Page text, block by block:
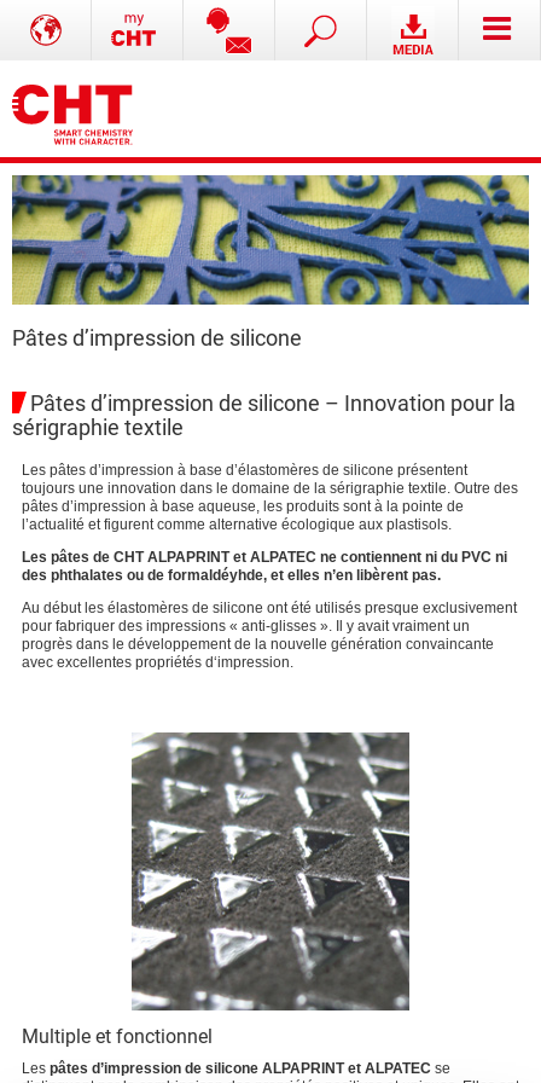
Pâtes d’impression de silicone
Pâtes d’impression de silicone – Innovation pour la
sérigraphie textile
Les pâtes d’impression à base d’élastomères de silicone présentent
toujours une innovation dans le domaine de la sérigraphie textile. Outre des
pâtes d’impression à base aqueuse, les produits sont à la pointe de
l’actualité et figurent comme alternative écologique aux plastisols.
Les pâtes de CHT ALPAPRINT et ALPATEC ne contiennent ni du PVC ni
des phthalates ou de formaldéyhde, et elles n’en libèrent pas.
Au début les élastomères de silicone ont été utilisés presque exclusivement
pour fabriquer des impressions « anti-glisses ». Il y avait vraiment un
progrès dans le développement de la nouvelle génération convaincante
avec excellentes propriétés d‘impression.
Multiple et fonctionnel
Les pâtes d’impression de silicone ALPAPRINT et ALPATEC se